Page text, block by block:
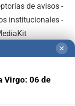
de avisos -
institucionales-
✕
Virgo: 06 de